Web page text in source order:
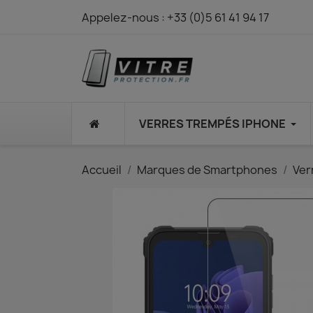
Appelez-nous : +33 (0)5 61 41 94 17
VERRES TREMPÉS IPHONE
Accueil Marques de Smartphones